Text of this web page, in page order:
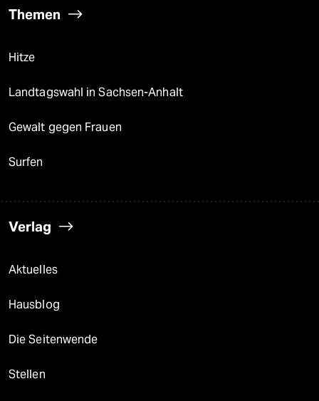
Themen
Hitze
Landtagswahl in Sachsen-Anhalt
Gewalt gegen Frauen
Surfen
Verlag
Aktuelles
Hausblog
Die Seitenwende
Stellen